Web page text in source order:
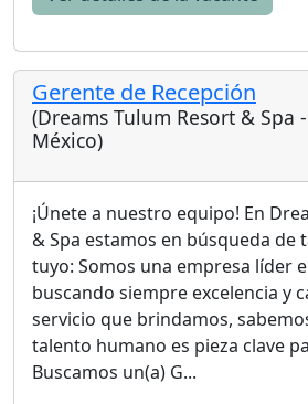
Gerente de Recepción
(Dreams Tulum Resort & Spa
México)
¡Únete a nuestro equipo! En
& Spa estamos en búsqueda de
tuyo: Somos una empresa líder
buscando siempre excelencia y
servicio que brindamos,
talento humano es pieza clave
Buscamos un(a) G...